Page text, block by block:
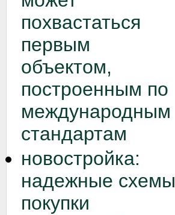
похвастаться
первым
объектом,
построенным по
международным
стандартам
новостройка:
надежные схемы
покупки